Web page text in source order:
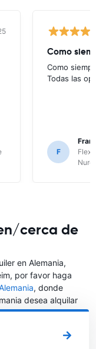
Como
Como
Todas las
F
Flex
cerca de
en Alemania,
por favor haga
, donde
desea alquilar